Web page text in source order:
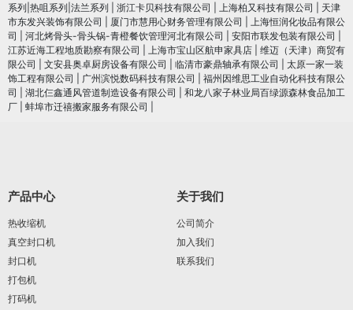
系列|热咀系列|法兰系列
浙江卡贝科技有限公司 上海柏又科技有限公司
天津
市东发兴装饰有限公司
厦门市慧用心财务管理有限公司
上海恒润化妆品有限公
司
河北烤骨头-骨头锅-青橙餐饮管理河北有限公司 安阳市联发包装有限公司
江苏近海工程地质勘察有限公司
上海市宝山区航申家具店
维迈（天津）商贸有
限公司
文安县奥卓厨房设备有限公司 临清市豪鼎轴承有限公司
太原一家一装
饰工程有限公司
广州滨悦数码科技有限公司
福州因维思工业自动化科技有限公
司
湖北仨鑫通风管道制造设备有限公司
和龙八家子林业局百绿源森林食品加工
厂
蚌埠市迁禧搬家服务有限公司
产品中心
热收缩机
真空封口机
封口机
打包机
打码机
关于我们
公司简介
加入我们
联系我们